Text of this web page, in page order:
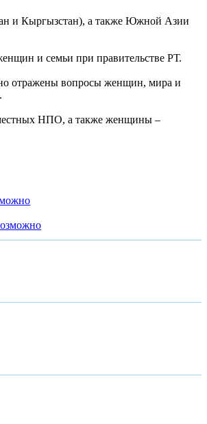
и Кыргызстан), а также Южной Азии
и семьи при правительстве РТ.
отражены вопросы женщин, мира и
местных НПО, а также женщины –